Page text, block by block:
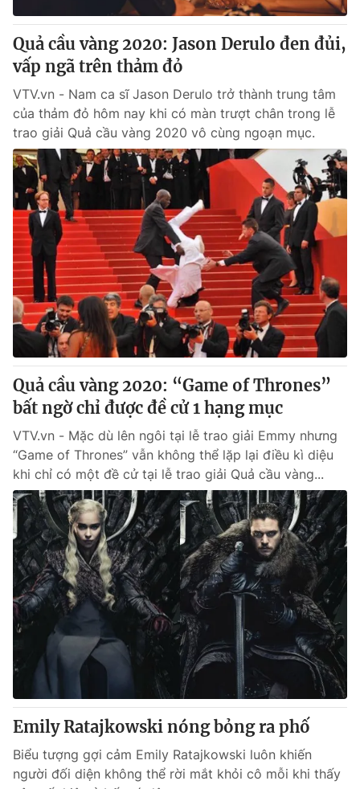
Quả cầu vàng 2020: Jason Derulo đen đủi,
vấp ngã trên thảm đỏ
VTV.vn - Nam ca sĩ Jason Derulo trở thành trung tâm
của thảm đỏ hôm nay khi có màn trượt chân trong lễ
trao giải Quả cầu vàng 2020 vô cùng ngoạn mục.
Quả cầu vàng 2020: “Game of Thrones”
bất ngờ chỉ được đề cử 1 hạng mục
VTV.vn - Mặc dù lên ngôi tại lễ trao giải Emmy nhưng
“Game of Thrones” vẫn không thể lặp lại điều kì diệu
khi chỉ có một đề cử tại lễ trao giải Quả cầu vàng...
Emily Ratajkowski nóng bỏng ra phố
Biểu tượng gợi cảm Emily Ratajkowski luôn khiến
người đối diện không thể rời mắt khỏi cô mỗi khi thấy